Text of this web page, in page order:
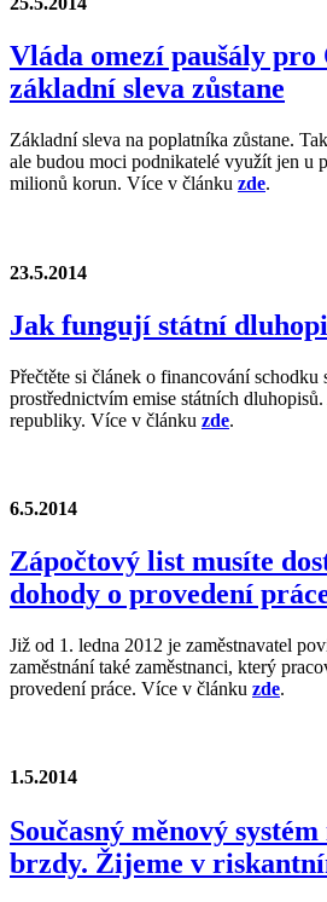
Vláda omezí paušály pro
základní sleva zůstane
Základní sleva na poplatníka zůstane.
ale budou moci podnikatelé využít jen u
milionů korun. Více v článku zde.
23.5.2014
Jak fungují státní
Přečtěte si článek o financování schodku
prostřednictvím emise státních
republiky. Více v článku zde.
6.5.2014
Zápočtový list musíte
dohody o provedení
Již od 1. ledna 2012 je zaměstnavatel
zaměstnání také zaměstnanci, který
provedení práce. Více v článku zde.
1.5.2014
Současný měnový
brzdy. Žijeme v